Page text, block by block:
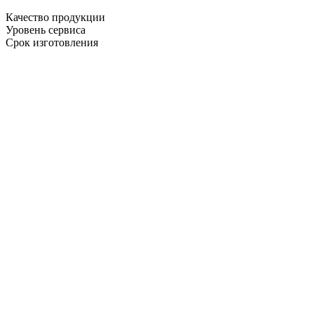
Качество продукции
Уровень сервиса
Срок изготовления